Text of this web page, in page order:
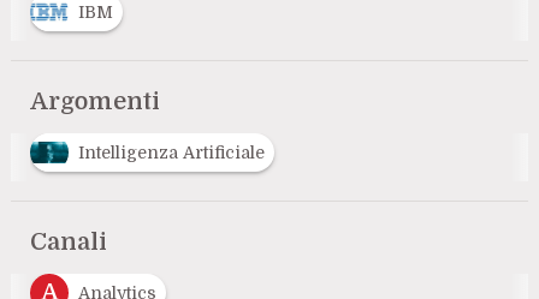
IBM
Argomenti
Intelligenza Artificiale
Canali
A
Analytics